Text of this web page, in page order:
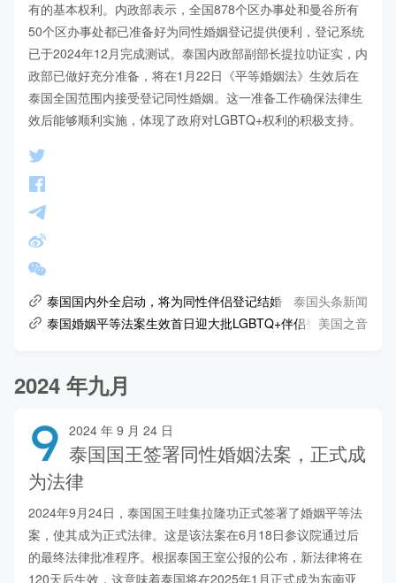
有的基本权利。内政部表示，全国878个区办事处和曼谷所有
50个区办事处都已准备好为同性婚姻登记提供便利，登记系统
已于2024年12月完成测试。泰国内政部副部长提拉叻证实，内
政部已做好充分准备，将在1月22日《平等婚姻法》生效后在
泰国全国范围内接受登记同性婚姻。这一准备工作确保法律生
效后能够顺利实施，体现了政府对LGBTQ+权利的积极支持。
泰国国内外全启动，将为同性伴侣登记结婚 泰国头条新闻
泰国婚姻平等法案生效首日迎大批LGBTQ+伴侣登记美国之音
2024 年九月
9 2024 年 9 月 24 日
泰国国王签署同性婚姻法案，正式成
为法律
2024年9月24日，泰国国王哇集拉隆功正式签署了婚姻平等法
案，使其成为正式法律。这是该法案在6月18日参议院通过后
的最终法律批准程序。根据泰国王室公报的公布，新法律将在
120天后生效，这意味着泰国将在2025年1月正式成为东南亚